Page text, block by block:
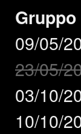
09/05/
23/05/
03/10/
10/10/